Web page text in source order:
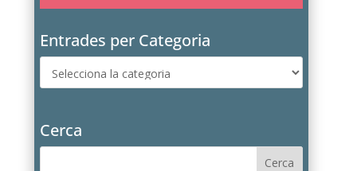
Entrades per Categoria
per
Cerca